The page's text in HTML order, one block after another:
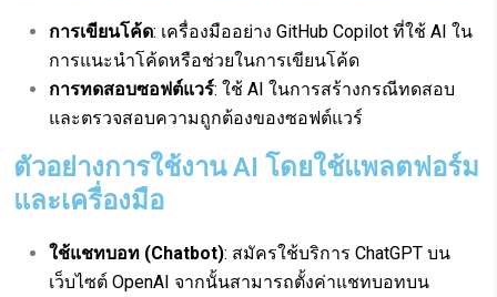
การเขียนโค้ด: เครื่องมืออย่าง GitHub Copilot ที่ใช้ AI ใน
การแนะนำโค้ดหรือช่วยในการเขียนโค้ด
การทดสอบซอฟต์แวร์: ใช้ AI ในการสร้างกรณีทดสอบ
และตรวจสอบความถูกต้องของซอฟต์แวร์
ตัวอย่างการใช้งาน AI โดยใช้แพลตฟอร์ม
และเครื่องมือ
ใช้แชทบอท (Chatbot): สมัครใช้บริการ ChatGPT บน
เว็บไซต์ OpenAI จากนั้นสามารถตั้งค่าแชทบอทบน